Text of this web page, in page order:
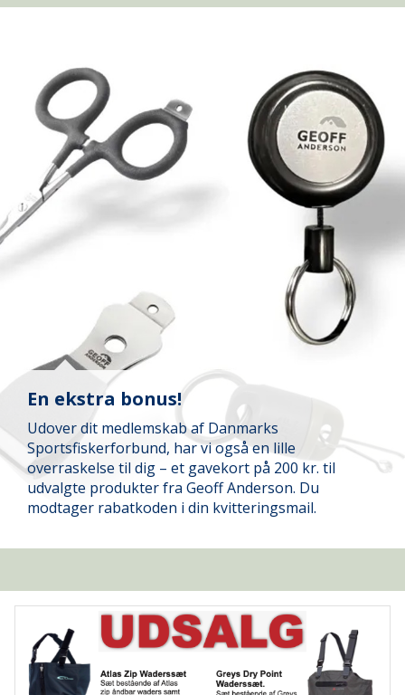
En ekstra bonus!
Udover dit medlemskab af Danmarks
Sportsfiskerforbund, har vi også en lille
overraskelse til dig – et gavekort på 200 kr. til
udvalgte produkter fra Geoff Anderson. Du
modtager rabatkoden i din kvitteringsmail.